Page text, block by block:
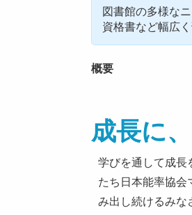
図書館の多様な
資格書など幅広
概要
成長に
学びを通して成
たち日本能率協
み出し続けるみな